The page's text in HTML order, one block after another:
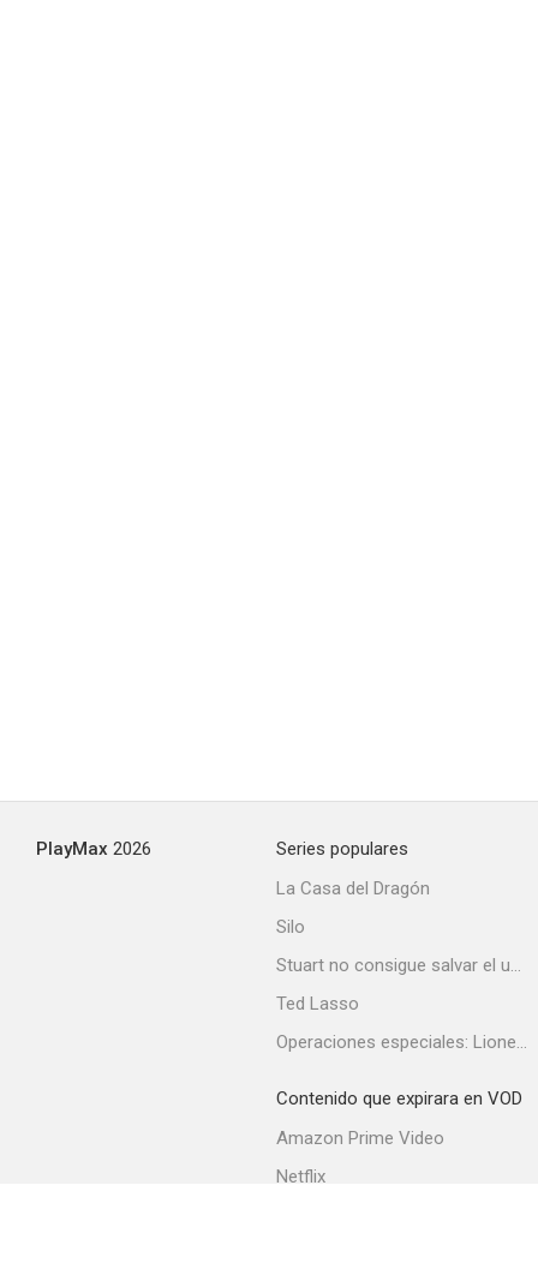
PlayMax 2026
Series populares
La Casa del Dragón
Silo
Stuart no consigue salvar el universo
Ted Lasso
Operaciones especiales: Lioness
Contenido que expirara en VOD
Amazon Prime Video
Netflix